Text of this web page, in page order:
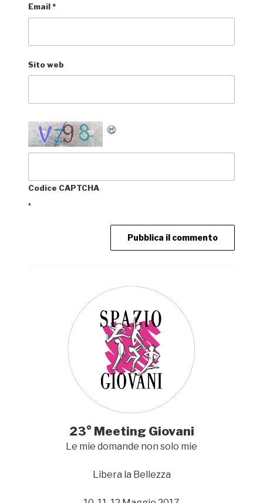
Email*
Sito web
Codice CAPTCHA
*
23° Meeting Giovani
Le mie domande non solo mie
Libera la Bellezza